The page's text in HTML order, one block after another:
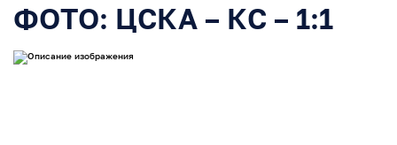
ФОТО: ЦСКА – КС – 1:1